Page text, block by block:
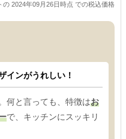
2024年09月26日時点 での税込価格
インがうれしい！
何と言っても、特徴はお
で、キッチンにスッキリ